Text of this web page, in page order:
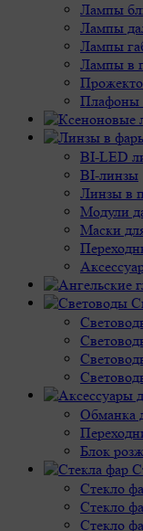
Лампы
Лампы
Лампы
Лампы в
Плафоны
BI-LED
BI-линзы
Линзы в
Модули
Маски
Обманка
Блок
Стекло
Стекло
Стекло